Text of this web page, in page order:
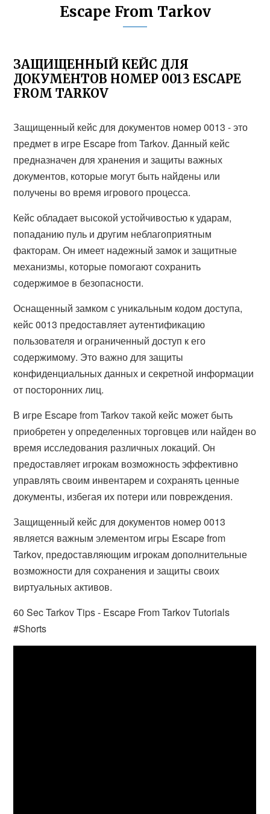
Escape From Tarkov
ЗАЩИЩЕННЫЙ КЕЙС ДЛЯ
ДОКУМЕНТОВ НОМЕР 0013 ESCAPE
FROM TARKOV
Защищенный кейс для документов номер 0013 - это
предмет в игре Escape from Tarkov. Данный кейс
предназначен для хранения и защиты важных
документов, которые могут быть найдены или
получены во время игрового процесса.
Кейс обладает высокой устойчивостью к ударам,
попаданию пуль и другим неблагоприятным
факторам. Он имеет надежный замок и защитные
механизмы, которые помогают сохранить
содержимое в безопасности.
Оснащенный замком с уникальным кодом доступа,
кейс 0013 предоставляет аутентификацию
пользователя и ограниченный доступ к его
содержимому. Это важно для защиты
конфиденциальных данных и секретной информации
от посторонних лиц.
В игре Escape from Tarkov такой кейс может быть
приобретен у определенных торговцев или найден во
время исследования различных локаций. Он
предоставляет игрокам возможность эффективно
управлять своим инвентарем и сохранять ценные
документы, избегая их потери или повреждения.
Защищенный кейс для документов номер 0013
является важным элементом игры Escape from
Tarkov, предоставляющим игрокам дополнительные
возможности для сохранения и защиты своих
виртуальных активов.
60 Sec Tarkov Tips - Escape From Tarkov Tutorials
#Shorts